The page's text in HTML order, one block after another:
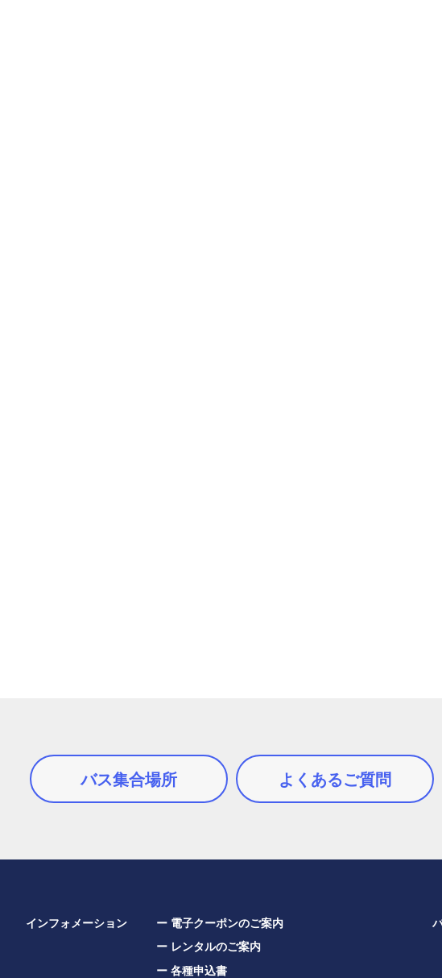
バス集合場所 よくあるご質問
インフォメーション
電子クーポンのご案内
レンタルのご案内
各種申込書